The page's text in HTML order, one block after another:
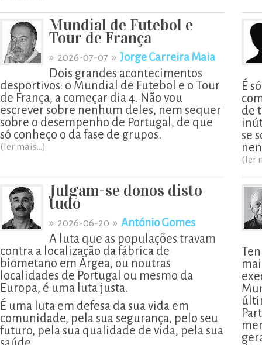
Mundial de Futebol e
Tour de França
» 2026-07-07 » Jorge Carreira Maia
Dois grandes acontecimentos
desportivos: o Mundial de Futebol e o Tour
de França, a começar dia 4. Não vou
escrever sobre nenhum deles, nem sequer
sobre o desempenho de Portugal, de que
só conheço o da fase de grupos.
(ler mais...)
É
de
se
(ler
Julgam-se donos disto
tudo
» 2026-06-20 » António Gomes
A luta que as populações travam
contra a localização da fábrica de
biometano em Árgea, ou noutras
localidades de Portugal ou mesmo da
Europa, é uma luta justa.
É uma luta em defesa da sua vida em
comunidade, pela sua segurança, pelo seu
futuro, pela sua qualidade de vida, pela sua